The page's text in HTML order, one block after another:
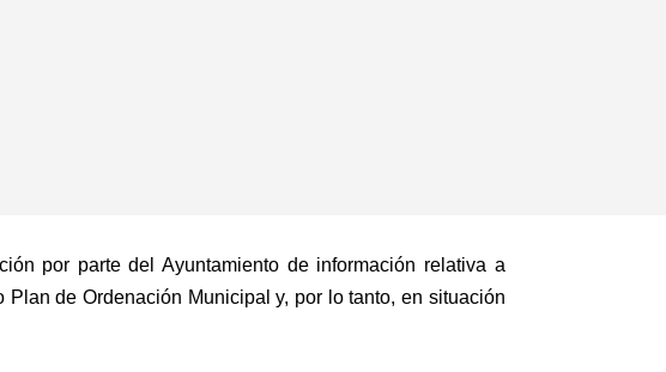
por parte del Ayuntamiento de información relativa a
de Ordenación Municipal y, por lo tanto, en situación